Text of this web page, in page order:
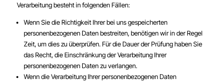
Verarbeitung besteht in folgenden Fällen:
Wenn Sie die Richtigkeit Ihrer bei uns gespeicherten
personenbezogenen Daten bestreiten, benötigen wir in der Regel
Zeit, um dies zu überprüfen. Für die Dauer der Prüfung haben Sie
das Recht, die Einschränkung der Verarbeitung Ihrer
personenbezogenen Daten zu verlangen.
Wenn die Verarbeitung Ihrer personenbezogenen Daten